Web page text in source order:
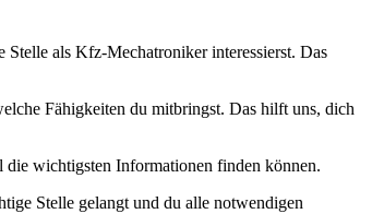
als Kfz-Mechatroniker interessierst. Das
Fähigkeiten du mitbringst. Das hilft uns, dich
wichtigsten Informationen finden können.
Stelle gelangt und du alle notwendigen